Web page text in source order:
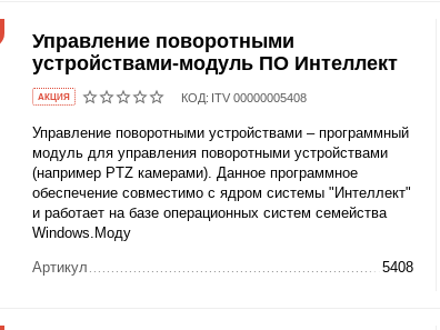
Управление поворотными
устройствами-модуль ПО Интеллект
AКЦИЯ КОД: ITV 00000005408
Управление поворотными устройствами – программный
модуль для управления поворотными устройствами
(например PTZ камерами). Данное программное
обеспечение совместимо с ядром системы "Интеллект"
и работает на базе операционных систем семейства
Windows.Моду
Артикул 5408